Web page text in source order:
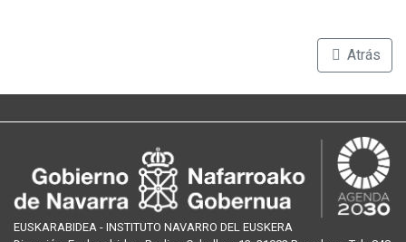
Atrás
EUSKARABIDEA - INSTITUTO NAVARRO DEL EUSKERA